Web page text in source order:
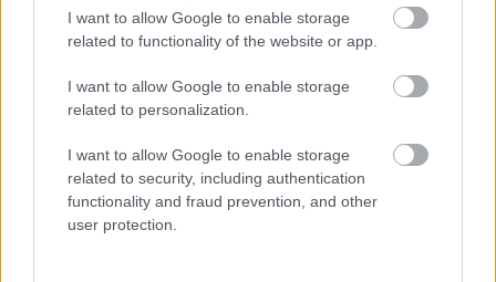
I want to allow Google to enable storage
related to functionality of the website or app.
I want to allow Google to enable storage
related to personalization.
I want to allow Google to enable storage
related to security, including authentication
functionality and fraud prevention, and other
user protection.
NYOMÁBAN MAGYAR ELŐZETESE
SZÁGULDÁS, SÁRKÁNYOK, ROSSZFIÚK – A NYÁR
10 LEGKEDVELTEBB MOZIJA MAGYARORSZÁGON